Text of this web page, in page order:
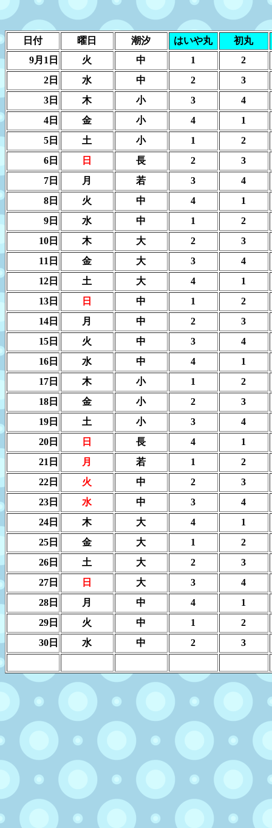
日付 曜日 潮汐 はいや丸
初丸
9月1日
火 中 1
2
2日
水 中 2
3
3日
木 小 3
4
4日
金 小 4
1
5日
土 小 1
2
6日
日 長 2
3
7日
月 若 3
4
8日
火 中 4
1
9日
水 中 1
2
10日
木 大 2
3
11日
金 大 3
4
12日
土 大 4
1
13日
日 中 1
2
14日
月 中 2
3
15日
火 中 3
4
16日
水 中 4
1
17日
木 小 1
2
18日
金 小 2
3
19日
土 小 3
4
20日
日 長 4
1
21日
月 若 1
2
22日
火 中 2
3
23日
水 中 3
4
24日
木 大 4
1
25日
金 大 1
2
26日
土 大 2
3
27日
日 大 3
4
28日
月 中 4
1
29日
火 中 1
2
30日
水 中 2 3